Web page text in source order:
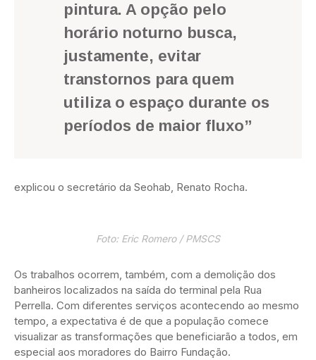
pintura. A opção pelo
horário noturno busca,
justamente, evitar
transtornos para quem
utiliza o espaço durante os
períodos de maior fluxo”
explicou o secretário da Seohab, Renato Rocha.
Foto: Eric Romero / PMSCS
Os trabalhos ocorrem, também, com a demolição dos
banheiros localizados na saída do terminal pela Rua
Perrella. Com diferentes serviços acontecendo ao mesmo
tempo, a expectativa é de que a população comece
visualizar as transformações que beneficiarão a todos, em
especial aos moradores do Bairro Fundação.